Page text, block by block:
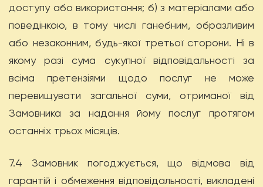
доступу або використання; б) з матеріалами або
поведінкою, в тому числі ганебним, образливим
або незаконним, будь-якої третьої сторони. Ні в
якому разі сума сукупної відповідальності за
всіма претензіями щодо послуг не може
перевищувати загальної суми, отриманої від
Замовника за надання йому послуг протягом
останніх трьох місяців.
7.4 Замовник погоджується, що відмова від
гарантій і обмеження відповідальності, викладені